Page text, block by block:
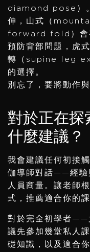
diamond pose）
伸，山式（
forward fold）會
預防背部問題，虎
轉（supine leg
的選擇。
別忘了，要將動作
對於正在探
什麼建議？
我會建議任何初接
伽導師對話——經驗
人員商量。讓老師
式，推薦適合你的課
對於完全初學者——
議先參加幾堂私人
礎知識，以及適合